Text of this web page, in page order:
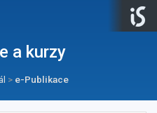
a kurzy
> e-Publikace